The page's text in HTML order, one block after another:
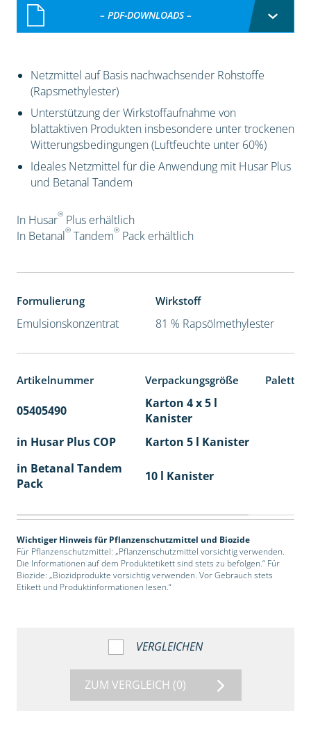
– PDF-DOWNLOADS –
Netzmittel auf Basis nachwachsender Rohstoffe
(Rapsmethylester)
Unterstützung der Wirkstoffaufnahme von
blattaktiven Produkten insbesondere unter trockenen
Witterungsbedingungen (Luftfeuchte unter 60%)
Ideales Netzmittel für die Anwendung mit Husar Plus
und Betanal Tandem
In Husar®Plus erhältlich
In Betanal®Tandem®Pack erhältlich
Formulierung
Emulsionskonzentrat
Wirkstoff
81 % Rapsölmethylester
Artikelnummer Verpackungsgröße
05405490
Karton 4 x 5 l
Kanister
in Husar Plus COP Karton 5 l Kanister
in Betanal Tandem
Pack
10 l Kanister
Wichtiger Hinweis für Pflanzenschutzmittel und Biozide
Für Pflanzenschutzmittel: „Pflanzenschutzmittel vorsichtig verwenden.
Die Informationen auf dem Produktetikett sind stets zu befolgen.“ Für
Biozide: „Biozidprodukte vorsichtig verwenden. Vor Gebrauch stets
Etikett und Produktinformationen lesen.“
VERGLEICHEN
ZUM VERGLEICH (0)